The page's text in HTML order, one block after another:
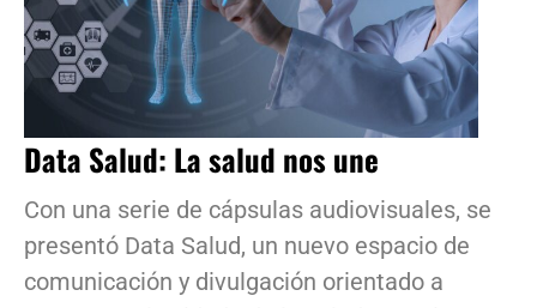
Data Salud: La salud nos une
Con una serie de cápsulas audiovisuales, se
presentó Data Salud, un nuevo espacio de
comunicación y divulgación orientado a